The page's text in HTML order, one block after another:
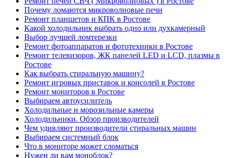
Почему ломаются микроволновые печи
Ремонт планшетов и КПК в Ростове
Какой холодильник выбрать одно или духкамерный
Выбор лучшей ломтерезки
Ремонт фотоаппаратов и фототехники в Ростове
Ремонт телевизоров, ЖК панелей LED и LCD, плазмы в
Ростове
Как выбрать стиральную машину?
Ремонт игровых приставок и консолей в Ростове
Ремонт мониторов в Ростове
Выбираем автоусилитель
Холодильные и морозильные камеры
Холодильники. Обзор производителей
Чем удивляют производители стиральных машин
Выбираем системный блок
Что в мониторе может сломаться
Нужен ли вам моноблок?